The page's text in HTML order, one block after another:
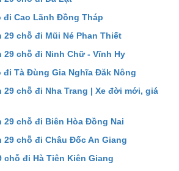
đi Cao Lãnh Đồng Tháp
chỗ đi Mũi Né Phan Thiết
29 chỗ đi Ninh Chữ - Vĩnh Hy
đi Tà Đùng Gia Nghĩa Đăk Nông
chỗ đi Nha Trang | Xe đời mới, giá
chỗ đi Biên Hòa Đồng Nai
chỗ đi Châu Đốc An Giang
chỗ đi Hà Tiên Kiên Giang